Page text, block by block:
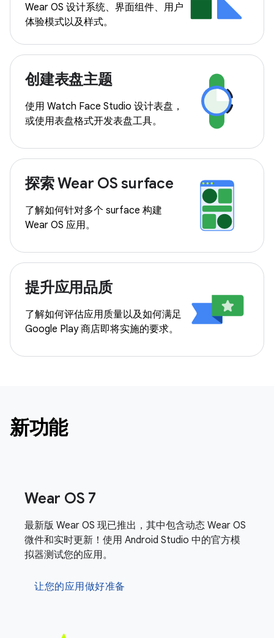
Wear OS 设计系统、界面组件、用户
体验模式以及样式。
创建表盘主题
使用 Watch Face Studio 设计表盘，
或使用表盘格式开发表盘工具。
探索 Wear OS surface
了解如何针对多个 surface 构建
Wear OS 应用。
提升应用品质
了解如何评估应用质量以及如何满足
Google Play 商店即将实施的要求。
新功能
Wear OS 7
最新版 Wear OS 现已推出，其中包含动态 Wear OS
微件和实时更新！使用 Android Studio 中的官方模
拟器测试您的应用。
让您的应用做好准备